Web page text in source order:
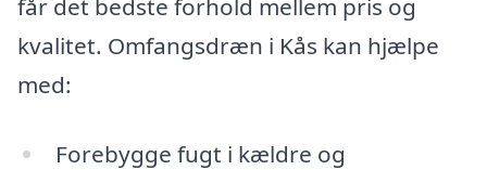
får det bedste forhold mellem pris og
kvalitet. Omfangsdræn i Kås kan hjælpe
med:
Forebygge fugt i kældre og